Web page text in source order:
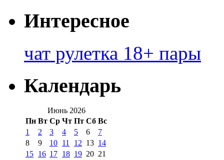
Интересное
чат рулетка 18+ пары
Календарь
Июнь 2026
Пн Вт Ср Чт Пт Сб Вс
1 2 3 4 5 6
7
8
9 10 11 12 13 14
15 16 17 18 19 20 21